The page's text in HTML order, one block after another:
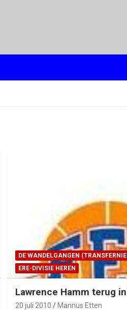
DE WANDELGANGEN
ERE-DIVISIE HEREN
Lawrence Hamm terug
20 juli 2010 Mannus Etten